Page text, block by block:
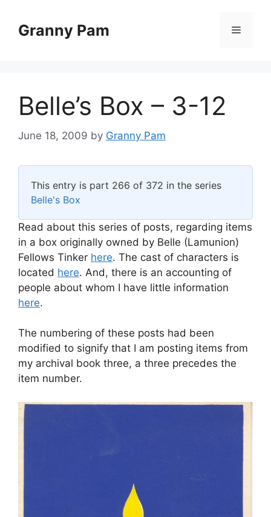
contentGranny Pam Menu
Belle’s Box – 3-12
June 18, 2009 by Granny Pam
This entry is part 266 of 372 in the series
Belle's Box
Read about this series of posts, regarding items
in a box originally owned by Belle (Lamunion)
Fellows Tinker here. The cast of characters is
located here. And, there is an accounting of
people about whom I have little information
here.
The numbering of these posts had been
modified to signify that I am posting items from
my archival book three, a three precedes the
item number.